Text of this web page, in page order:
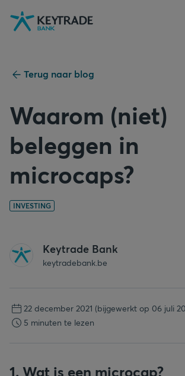
Naar
navigatie
Naar
aanmelden
Naar
inhoud
Terug naar blog
Waarom (niet)
beleggen in
microcaps?
INVESTING
Keytrade Bank
keytradebank.be
22 december 2021 (bijgewerkt op 06 juli
5 minuten te lezen
1. Wat is een microcap?